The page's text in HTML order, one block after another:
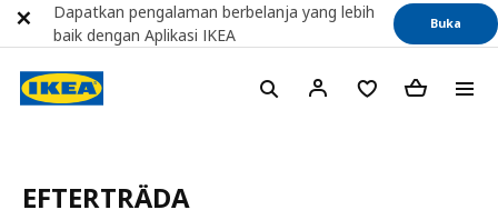
EFTERTRÄDA
Dapatkan pengalaman berbelanja yang lebih
baik dengan Aplikasi IKEA
Buka